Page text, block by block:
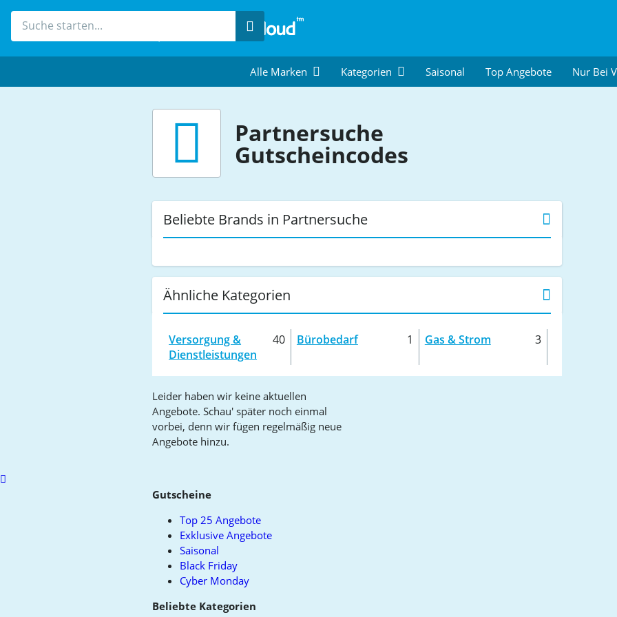
Suche
Alle Marken Kategorien Saisonal Top Angebote Nur Bei
Partnersuche
Gutscheincodes
Beliebte Brands in Partnersuche
Ähnliche Kategorien
Versorgung &
Dienstleistungen
40 Bürobedarf 1 Gas & Strom 3
Leider haben wir keine aktuellen
Angebote. Schau' später noch einmal
vorbei, denn wir fügen regelmäßig neue
Angebote hinzu.
Scroll
Gutscheine
Top 25 Angebote
Exklusive Angebote
Saisonal
Black Friday
Cyber Monday
Beliebte Kategorien